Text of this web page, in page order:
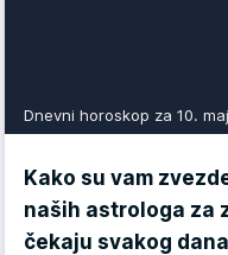
Dnevni horoskop za 10.
Kako su vam
naših astrologa za
čekaju svakog